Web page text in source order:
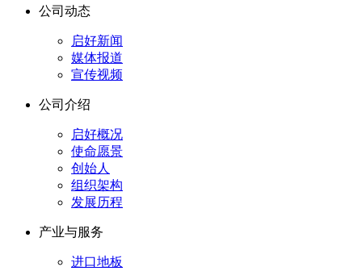
公司动态
启好新闻
媒体报道
宣传视频
公司介绍
启好概况
使命愿景
创始人
组织架构
发展历程
产业与服务
进口地板